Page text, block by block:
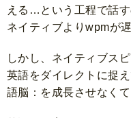
える…という工程で話
ネイティブよりwpmが
しかし、ネイティブス
英語をダイレクトに捉
語脳：を成長させなくて